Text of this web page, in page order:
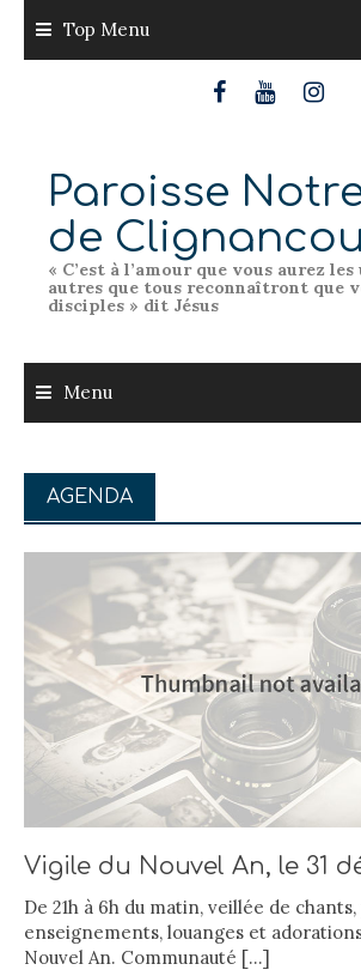
content
Top Menu
Paroisse
de
« C’est à l’amour que vous aurez
autres que tous reconnaîtront que
disciples » dit Jésus
Menu
AGENDA
Vigile du Nouvel An, le 31
De 21h à 6h du matin, veillée de
enseignements, louanges et
Nouvel An. Communauté […]